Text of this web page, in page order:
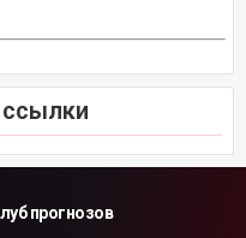
прогнозов